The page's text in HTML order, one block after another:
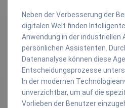
Neben der Verbesserung der
digitalen Welt finden
Anwendung in der industriellen
persönlichen Assistenten.
Datenanalyse können diese
Entscheidungsprozesse
In der modernen
unverzichtbar, um auf die
Vorlieben der Benutzer